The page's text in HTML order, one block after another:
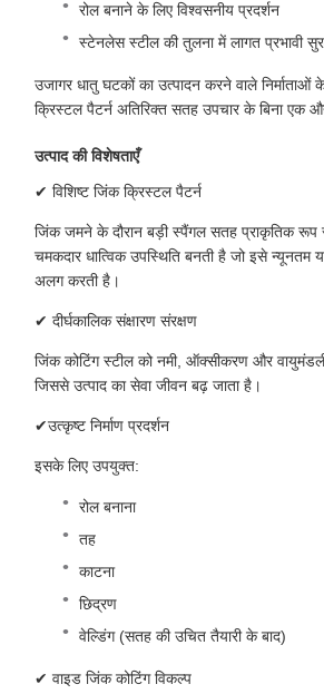
रोल बनाने के लिए विश्वसनीय प्रदर्शन
स्टेनलेस स्टील की तुलना में लागत प्रभावी
उजागर धातु घटकों का उत्पादन करने वाले निर्माताओं
क्रिस्टल पैटर्न अतिरिक्त सतह उपचार के बिना एक
उत्पाद की विशेषताएँ
✔ विशिष्ट जिंक क्रिस्टल पैटर्न
जिंक जमने के दौरान बड़ी स्पैंगल सतह प्राकृतिक
चमकदार धात्विक उपस्थिति बनती है जो इसे न्यूनतम
अलग करती है।
✔ दीर्घकालिक संक्षारण संरक्षण
जिंक कोटिंग स्टील को नमी, ऑक्सीकरण और
जिससे उत्पाद का सेवा जीवन बढ़ जाता है।
✔उत्कृष्ट निर्माण प्रदर्शन
इसके लिए उपयुक्त:
रोल बनाना
तह
काटना
छिद्रण
वेल्डिंग (सतह की उचित तैयारी के बाद)
✔ वाइड जिंक कोटिंग विकल्प